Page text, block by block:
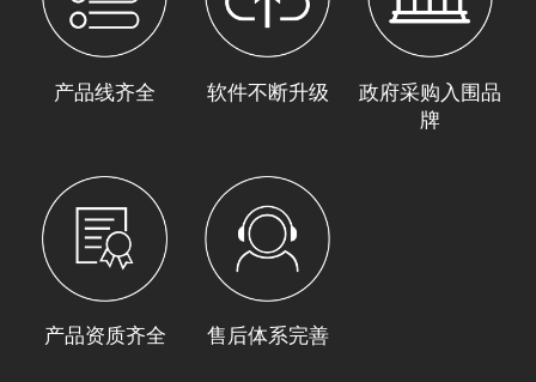
产品线齐全 软件不断升级
政府采购入围品
牌
产品资质齐全 售后体系完善